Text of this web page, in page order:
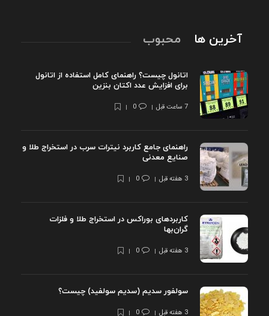
آخرین ها محبوب
اتانول چیست؟ راهنمای کامل استفاده از اتانول
برای افزایش عدد اکتان بنزین
7 ساعت قبل 0
راهنمای جامع کاربرد نیترات سرب در استخراج طلا و
صنایع معدنی
3 هفته قبل 0
کاربردهای بوراکس در استخراج طلا و فلزات
گران‌بها
3 هفته قبل 0
سولفور سدیم (سدیم سولفید) چیست؟
3 هفته قبل 0